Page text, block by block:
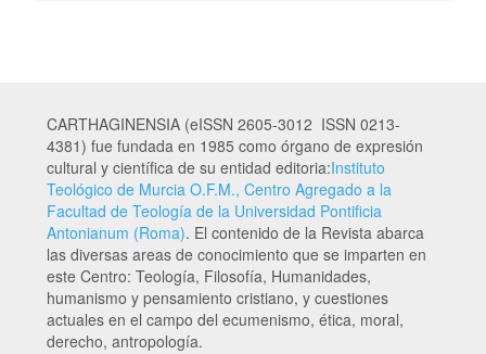
CARTHAGINENSIA (eISSN 2605-3012 ISSN 0213-
4381) fue fundada en 1985 como órgano de expresión
cultural y científica de su entidad editoria:Instituto
Teológico de Murcia O.F.M., Centro Agregado a la
Facultad de Teología de la Universidad Pontificia
Antonianum (Roma). El contenido de la Revista abarca
las diversas areas de conocimiento que se imparten en
este Centro: Teología, Filosofía, Humanidades,
humanismo y pensamiento cristiano, y cuestiones
actuales en el campo del ecumenismo, ética, moral,
derecho, antropología.